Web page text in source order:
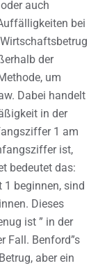
auch
bei
der
um
Dabei handelt
in der
1 am
ist,
bedeutet das:
1 beginnen, sind
Dieses
ist ” in der
Fall. Benford”s
aber ein